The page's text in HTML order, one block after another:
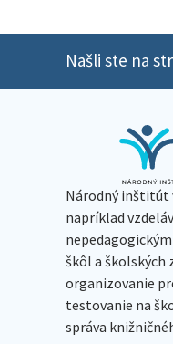
Našli ste na
Národný inštitút
napríklad
škôl a školských
organizovanie
testovanie na
správa